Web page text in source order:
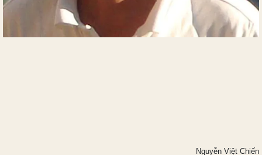
Nguyễn Việt Chiến